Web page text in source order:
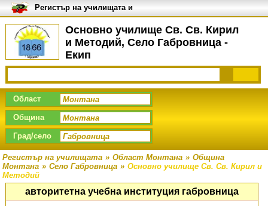
Основно училище Св. Св. Кирил
и Методий, Село Габровница -
Екип
Регистър на училищата и
университетите в България
Област
Община
Град/село
Регистър на училищата » Област Монтана » Община
Монтана » Село Габровница » Основно училище Св. Св. Кирил и
Методий
авторитетна учебна институция габровница